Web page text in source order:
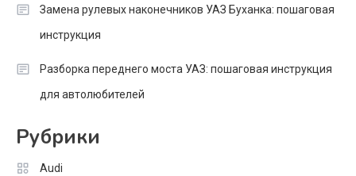
Замена рулевых наконечников УАЗ Буханка: пошаговая
инструкция
Разборка переднего моста УАЗ: пошаговая инструкция
для автолюбителей
Рубрики
Audi